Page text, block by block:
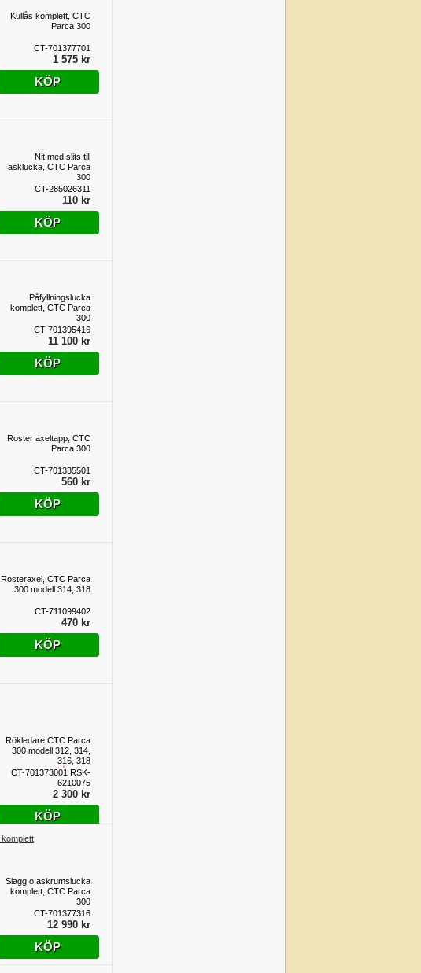
Kullås komplett, CTC
Parca 300
CT-701377701
1 575 kr
KÖP
Nit med slits till
asklucka, CTC Parca
300
CT-285026311
110 kr
KÖP
Påfyllningslucka
komplett, CTC Parca
300
CT-701395416
11 100 kr
KÖP
Roster axeltapp, CTC
Parca 300
CT-701335501
560 kr
KÖP
Rosteraxel, CTC Parca
300 modell 314, 318
CT-711099402
470 kr
KÖP
Rökledare CTC Parca
300 modell 312, 314,
316, 318
(UTGÅENDE
PRODUKT)
CT-701373001 RSK-
6210075
2 300 kr
KÖP
Slagg o askrumslucka
komplett, CTC Parca
300
CT-701377316
12 990 kr
KÖP